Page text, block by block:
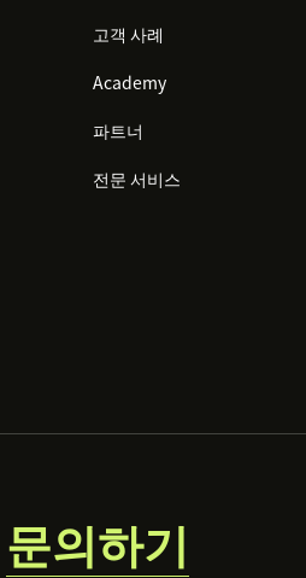
고객 사례
Academy
파트너
전문 서비스
문의하기